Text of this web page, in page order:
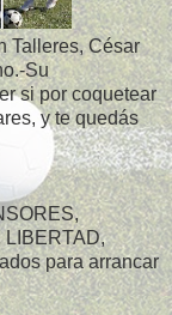
Talleres, César
Su
si por coquetear
y te quedás
LIBERTAD,
para arrancar